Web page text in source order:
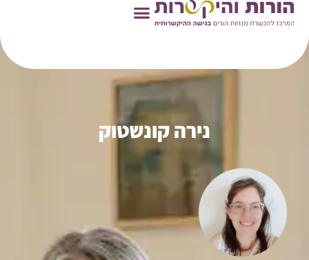
ראשי»מנחות הורים»
נירה קונשטוק